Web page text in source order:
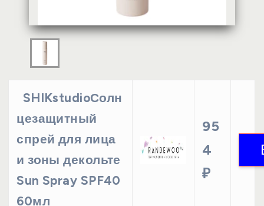
SHIKstudioСолн
цезащитный
спрей для лица
и зоны декольте
Sun Spray SPF40
60мл
95
4
₽